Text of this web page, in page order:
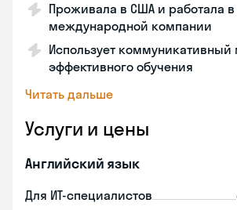
Проживала в США и работала в
международной компании
Использует коммуникативный
эффективного обучения
Читать дальше
Услуги и цены
Английский язык
Для ИТ-специалистов